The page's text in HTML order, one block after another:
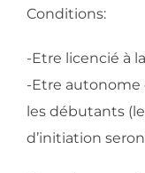
Conditions:
-Etre licencié à la
-Etre autonome
les débutants
d’initiation